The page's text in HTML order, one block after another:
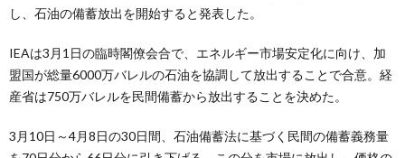
し、石油の備蓄放出を開始すると発表した。
IEAは3月1日の臨時閣僚会合で、エネルギー市場安定化に向け、加
盟国が総量6000万バレルの石油を協調して放出することで合意。経
産省は750万バレルを民間備蓄から放出することを決めた。
3月10日～4月8日の30日間、石油備蓄法に基づく民間の備蓄義務量